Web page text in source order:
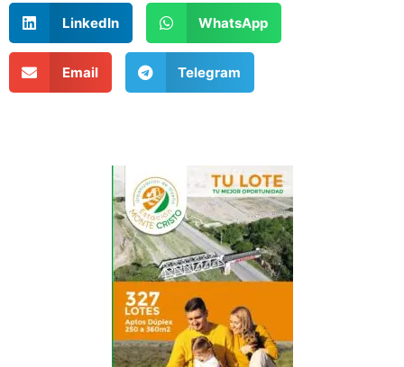
LinkedIn WhatsApp
Email Telegram